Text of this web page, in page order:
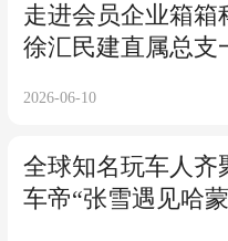
走进会员企业箱箱
徐汇民建直属总支
环新赛道
2026-06-10
全球知名玩车人齐
车帝“张雪遇见哈